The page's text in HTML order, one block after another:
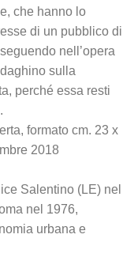
che hanno lo
di un pubblico di
nell’opera
sulla
perché essa resti
formato cm. 23 x
2018
Salentino (LE) nel
nel 1976,
urbana e